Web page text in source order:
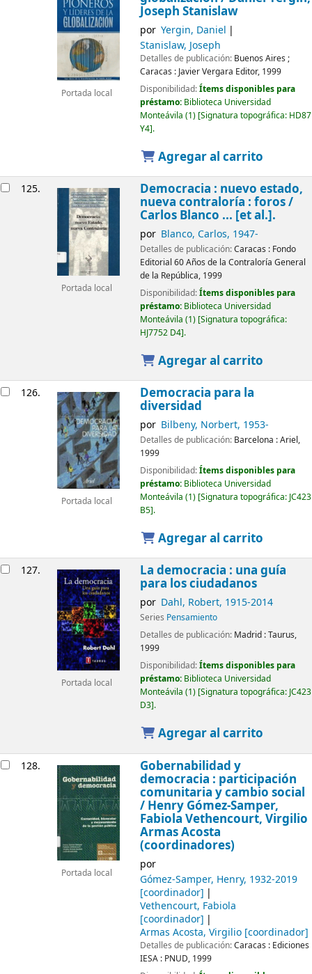
Portada local
Joseph Stanislaw
por Yergin, Daniel
Stanislaw, Joseph
Detalles de publicación: Buenos Aires ;
Caracas : Javier Vergara Editor, 1999
Disponibilidad:Ítems disponibles para
préstamo: Biblioteca Universidad
Monteávila (1) Signatura topográfica: HD87
Y4 .
Agregar al carrito
125.
Portada local
Democracia : nuevo estado,
nueva contraloría : foros /
Carlos Blanco ... [et al.].
por Blanco, Carlos, 1947-
Detalles de publicación:Caracas : Fondo
Editorial 60 Años de la Contraloría General
de la República, 1999
Disponibilidad:Ítems disponibles para
préstamo: Biblioteca Universidad
Monteávila (1) Signatura topográfica:
HJ7752 D4 .
Agregar al carrito
126.
Portada local
Democracia para la
diversidad
por Bilbeny, Norbert, 1953-
Detalles de publicación: Barcelona :Ariel,
1999
Disponibilidad:Ítems disponibles para
préstamo: Biblioteca Universidad
Monteávila (1) Signatura topográfica: JC423
B5 .
Agregar al carrito
127.
Portada local
La democracia : una guía
para los ciudadanos
por Dahl, Robert, 1915-2014
Series Pensamiento
Detalles de publicación: Madrid :Taurus,
1999
Disponibilidad:Ítems disponibles para
préstamo: Biblioteca Universidad
Monteávila (1) Signatura topográfica: JC423
D3 .
Agregar al carrito
128.
Portada local
Gobernabilidad y
democracia : participación
comunitaria y cambio social
/ Henry Gómez-Samper,
Fabiola Vethencourt, Virgilio
Armas Acosta
(coordinadores)
por
Gómez-Samper, Henry, 1932-2019
[coordinador]
Vethencourt, Fabiola
[coordinador]
Armas Acosta, Virgilio[coordinador]
Detalles de publicación:Caracas : Ediciones
IESA : PNUD, 1999